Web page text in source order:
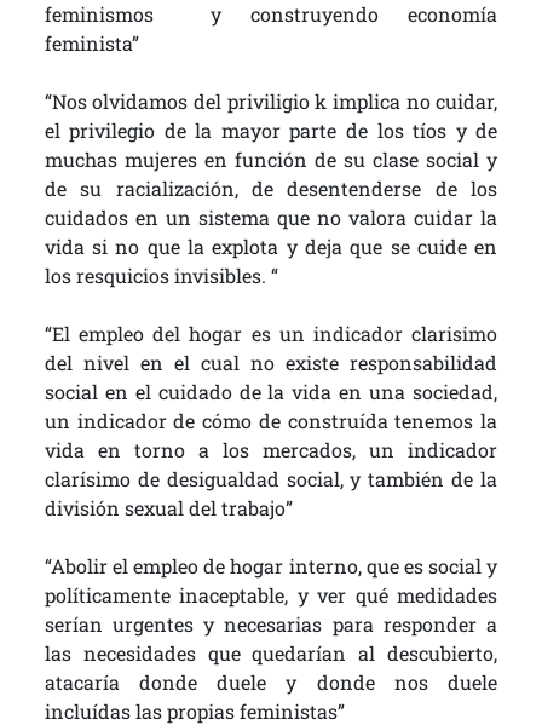
feminismos y construyendo economía
feminista”
“Nos olvidamos del priviligio k implica no cuidar,
el privilegio de la mayor parte de los tíos y de
muchas mujeres en función de su clase social y
de su racialización, de desentenderse de los
cuidados en un sistema que no valora cuidar la
vida si no que la explota y deja que se cuide en
los resquicios invisibles. “
“El empleo del hogar es un indicador clarisimo
del nivel en el cual no existe responsabilidad
social en el cuidado de la vida en una sociedad,
un indicador de cómo de construída tenemos la
vida en torno a los mercados, un indicador
clarísimo de desigualdad social, y también de la
división sexual del trabajo”
“Abolir el empleo de hogar interno, que es social y
políticamente inaceptable, y ver qué medidades
serían urgentes y necesarias para responder a
las necesidades que quedarían al descubierto,
atacaría donde duele y donde nos duele
incluídas las propias feministas”